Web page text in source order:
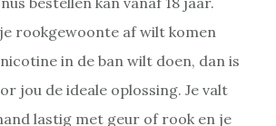
rookgewoonte af wilt komen
in de ban wilt doen, dan is
jou de ideale oplossing. Je valt
lastig met geur of rook en je